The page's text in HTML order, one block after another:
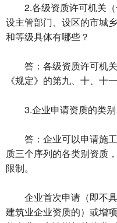
2.各级资质许可机关（
设主管部门、设区的市城
和等级具体有哪些？
答：各级资质许可机关
《规定》的第九、十、十一
3.企业申请资质的类别
答：企业可以申请施工
质三个序列的各类别资质
限制。
企业首次申请（即不具
建筑业企业资质的）或增